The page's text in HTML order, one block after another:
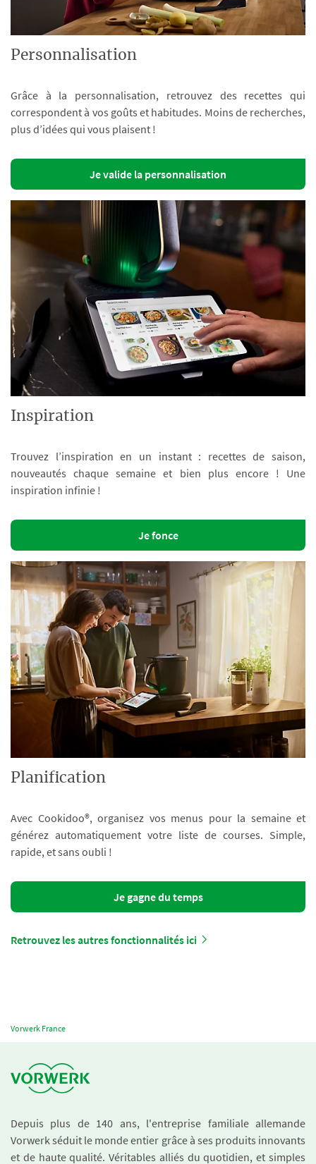
Personnalisation
Grâce à la personnalisation, retrouvez des recettes qui
correspondent à vos goûts et habitudes. Moins de recherches,
plus d’idées qui vous plaisent !
Je valide la personnalisation
Inspiration
Trouvez l’inspiration en un instant : recettes de saison,
nouveautés chaque semaine et bien plus encore ! Une
inspiration infinie !
Je fonce
Planification
Avec Cookidoo®, organisez vos menus pour la semaine et
générez automatiquement votre liste de courses. Simple,
rapide, et sans oubli !
Je gagne du temps
Retrouvez les autres fonctionnalités ici
Vorwerk France
Depuis plus de 140 ans, l'entreprise familiale allemande
Vorwerk séduit le monde entier grâce à ses produits innovants
et de haute qualité. Véritables alliés du quotidien, et simples